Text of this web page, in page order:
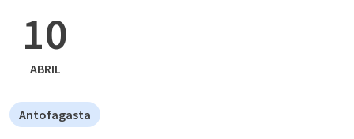
10
ABRIL
Antofagasta